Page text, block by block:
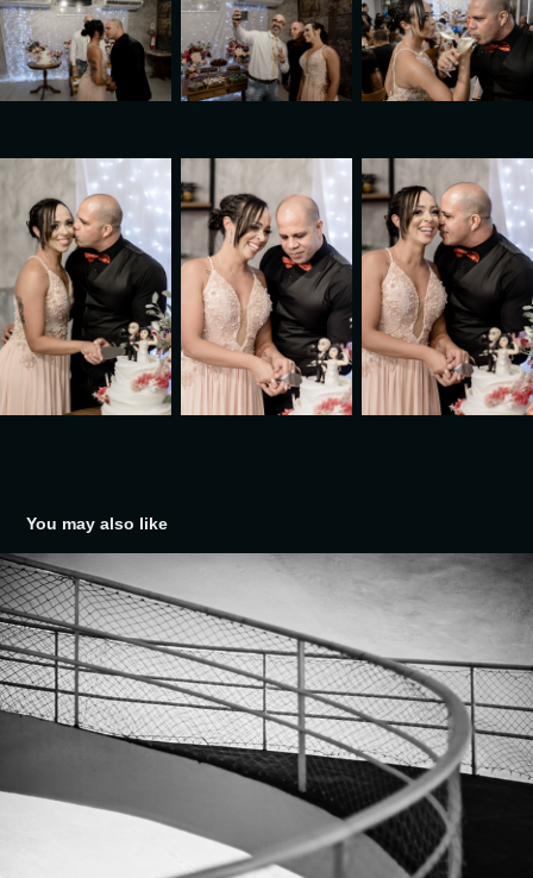
You may also like